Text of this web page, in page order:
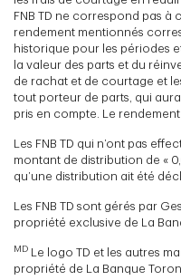
FNB TD ne correspond pas à
rendement mentionnés
historique pour les périodes
la valeur des parts et du
de rachat et de courtage et
tout porteur de parts, qui
pris en compte. Le
Les FNB TD qui n’ont pas
montant de distribution de «
qu’une distribution ait été
Les FNB TD sont gérés par
propriété exclusive de La
MD Le logo TD et les autres
propriété de La Banque